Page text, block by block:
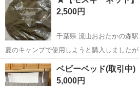
2,500円
千葉県 流山おおたかの森駅
夏のキャンプで使用しようと購入しました
山おおたか森駅近くのコンビニ引き渡し可
千葉 流山市 流山おおたかの森駅
ベビーベッド(取引中)
5,000円